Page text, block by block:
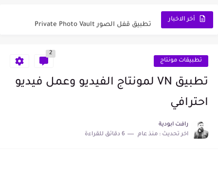
أخر الاخبار تطبيق قفل الصور Private Photo Vault
تطبيقات مونتاج
2
تطبيق VN لمونتاج الفيديو وعمل فيديو
احترافي
رافت ابودية
اخر تحديث : منذ عام 6 دقائق للقراءة